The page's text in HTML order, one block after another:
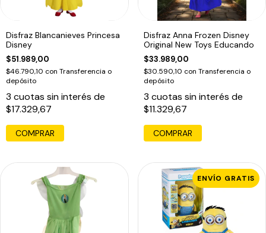
Disfraz Blancanieves Princesa
Disney
$51.989,00
$46.790,10 con Transferencia o
depósito
3 cuotas sin interés de
$17.329,67
COMPRAR
Disfraz Anna Frozen Disney
Original New Toys Educando
$33.989,00
$30.590,10 con Transferencia o
depósito
3 cuotas sin interés de
$11.329,67
COMPRAR
ENVÍO GRATIS